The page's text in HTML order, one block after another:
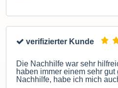
verifizierter Kunde
Die Nachhilfe war sehr
haben immer einem sehr
Nachhilfe, habe ich mich